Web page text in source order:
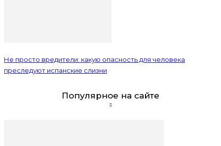
Не просто вредители: какую опасность для человека
преследуют испанские слизни
Популярное на сайте